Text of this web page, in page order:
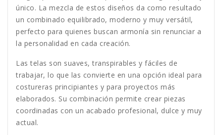
único. La mezcla de estos diseños da como resultado
un combinado equilibrado, moderno y muy versátil,
perfecto para quienes buscan armonía sin renunciar a
la personalidad en cada creación.
Las telas son suaves, transpirables y fáciles de
trabajar, lo que las convierte en una opción ideal para
costureras principiantes y para proyectos más
elaborados. Su combinación permite crear piezas
coordinadas con un acabado profesional, dulce y muy
actual.